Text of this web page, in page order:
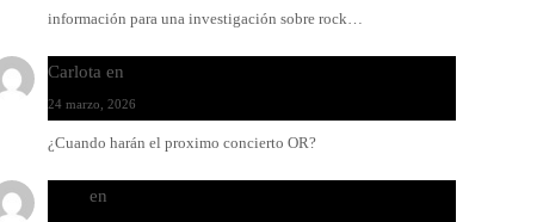
información para una investigación sobre rock…
Carlota en
24 marzo, 2026
¿Cuando harán el proximo concierto OR?
en